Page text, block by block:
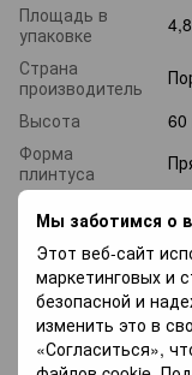
Мы заботимся о
Этот веб-сайт
маркетинговых и
безопасной и
изменить это в
«Согласиться»,
Площадь в
упаковке
Страна
производитель
Высота
Форма
плинтуса
упаковке, шт.
2